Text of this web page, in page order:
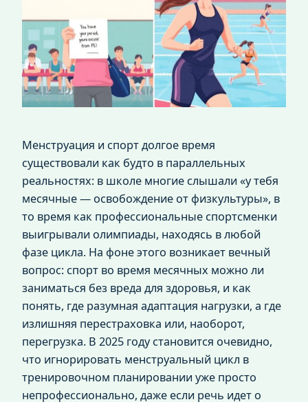
Менструация и спорт долгое время
существовали как будто в параллельных
реальностях: в школе многие слышали «у тебя
месячные — освобождение от физкультуры», в
то время как профессиональные спортсменки
выигрывали олимпиады, находясь в любой
фазе цикла. На фоне этого возникает вечный
вопрос: спорт во время месячных можно ли
заниматься без вреда для здоровья, и как
понять, где разумная адаптация нагрузки, а где
излишняя перестраховка или, наоборот,
перегрузка. В 2025 году становится очевидно,
что игнорировать менструальный цикл в
тренировочном планировании уже просто
непрофессионально, даже если речь идет о